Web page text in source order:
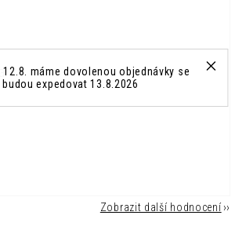
12.8. máme dovolenou objednávky se
budou expedovat 13.8.2026
Zobrazit další hodnocení